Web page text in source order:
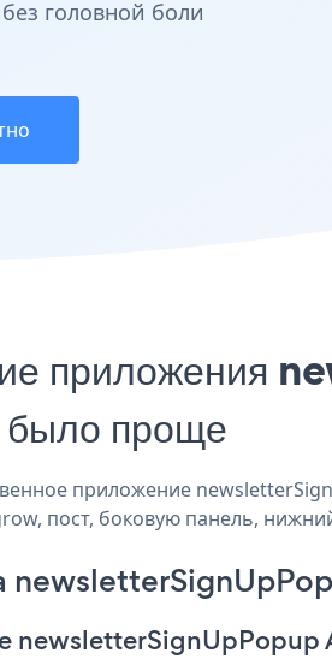
головной боли
приложения
было проще
приложение
пост, боковую панель,
newsletterSignUpPopup